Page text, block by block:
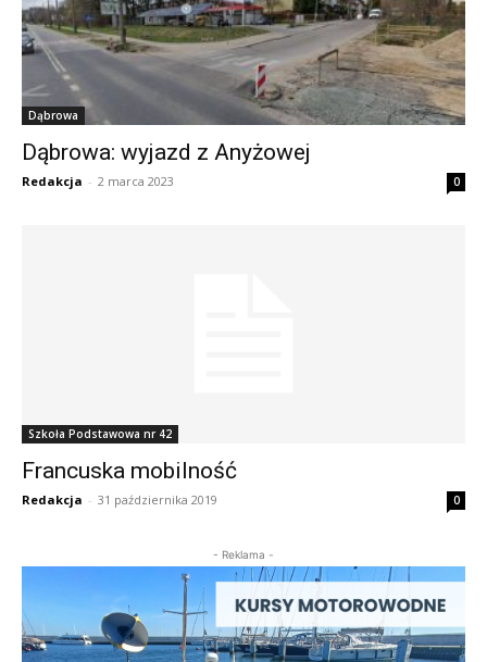
Dąbrowa
Dąbrowa: wyjazd z Anyżowej
Redakcja - 2 marca 2023 0
Szkoła Podstawowa nr 42
Francuska mobilność
Redakcja - 31 października 2019 0
- Reklama -